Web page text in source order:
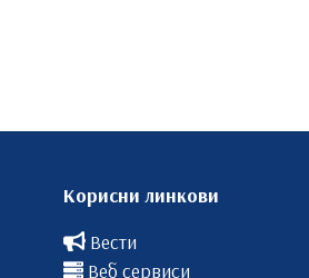
Корисни линкови
Вести
Веб сервиси